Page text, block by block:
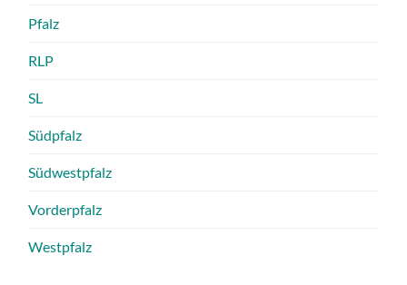
Pfalz
RLP
SL
Südpfalz
Südwestpfalz
Vorderpfalz
Westpfalz